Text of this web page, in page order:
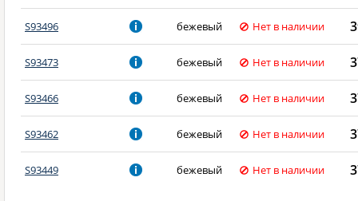
S93496 бежевый Нет в наличии
S93473 бежевый Нет в наличии
S93466 бежевый Нет в наличии
S93462 бежевый Нет в наличии
S93449 бежевый Нет в наличии